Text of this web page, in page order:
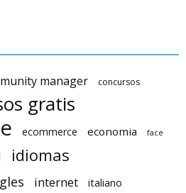
manager concursos
gratis
ecommerce economia face
idiomas
internet italiano